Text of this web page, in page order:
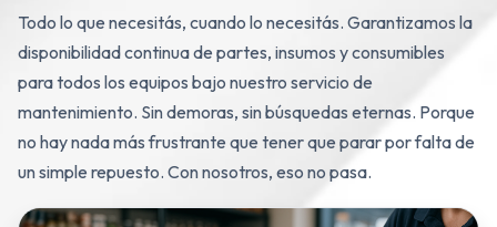
Todo lo que necesitás, cuando lo necesitás. Garantizamos la
disponibilidad continua de partes, insumos y consumibles
para todos los equipos bajo nuestro servicio de
mantenimiento. Sin demoras, sin búsquedas eternas. Porque
no hay nada más frustrante que tener que parar por falta de
un simple repuesto. Con nosotros, eso no pasa.